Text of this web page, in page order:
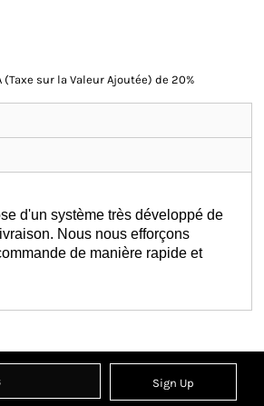
sur la Valeur Ajoutée) de 20%
d'un système très développé de
Nous nous efforçons
de manière rapide et
Sign Up